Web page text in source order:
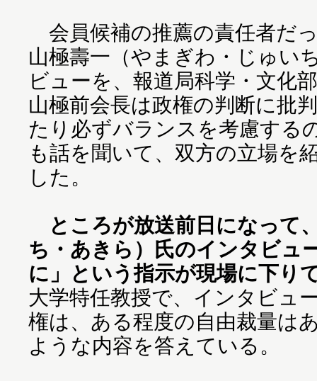
会員候補の推薦の責任者だ
山極壽一（やまぎわ・じゅい
ビューを、報道局科学・文化
山極前会長は政権の判断に批
たり必ずバランスを考慮する
も話を聞いて、双方の立場を
した。
ところが放送前日になって
ち・あきら）氏のインタビュ
に」という指示が現場に下り
大学特任教授で、インタビュ
権は、ある程度の自由裁量は
ような内容を答えている。